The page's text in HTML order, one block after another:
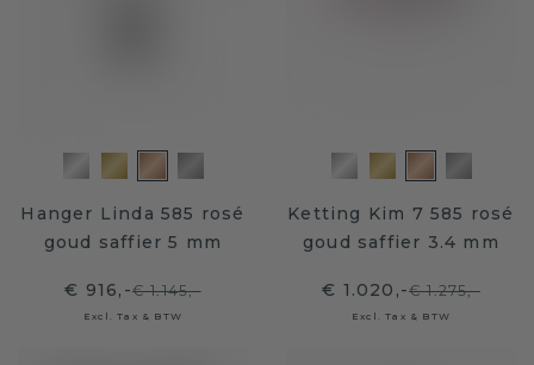
Hanger Linda 585 rosé
goud saffier 5 mm
€ 916,-€ 1.145,-
Excl. Tax & BTW
Ketting Kim 7 585 rosé
goud saffier 3.4 mm
€ 1.020,-€ 1.275,-
Excl. Tax & BTW